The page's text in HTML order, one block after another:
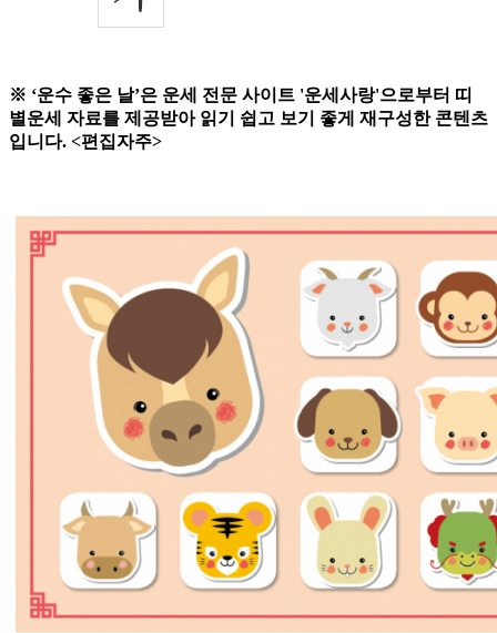
※ ‘운수 좋은 날’은 운세 전문 사이트 '운세사랑'으로부터 띠
별운세 자료를 제공받아 읽기 쉽고 보기 좋게 재구성한 콘텐츠
입니다. <편집자주>